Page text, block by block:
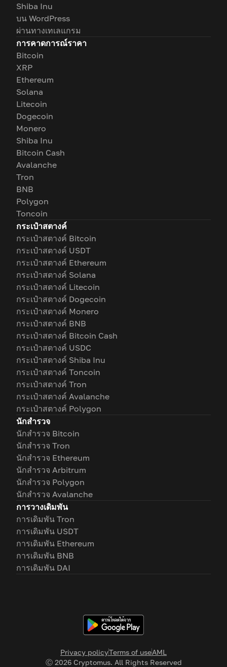
Privacy policyTerms of useAML
Ⓒ 2026Cryptomus. All Rights Reserved
Shiba Inu
บน WordPress
ผ่านทางเทเลแกรม
การคาดการณ์ราคา
Bitcoin
XRP
Ethereum
Solana
Litecoin
Dogecoin
Monero
Shiba Inu
Bitcoin Cash
Avalanche
Tron
BNB
Polygon
Toncoin
กระเป๋าสตางค์
กระเป๋าสตางค์ Bitcoin
กระเป๋าสตางค์ USDT
กระเป๋าสตางค์ Ethereum
กระเป๋าสตางค์ Solana
กระเป๋าสตางค์ Litecoin
กระเป๋าสตางค์ Dogecoin
กระเป๋าสตางค์ Monero
กระเป๋าสตางค์ BNB
กระเป๋าสตางค์ Bitcoin Cash
กระเป๋าสตางค์ USDC
กระเป๋าสตางค์ Shiba Inu
กระเป๋าสตางค์ Toncoin
กระเป๋าสตางค์ Tron
กระเป๋าสตางค์ Avalanche
กระเป๋าสตางค์ Polygon
นักสำรวจ
นักสำรวจ Bitcoin
นักสำรวจ Tron
นักสำรวจ Ethereum
นักสำรวจ Arbitrum
นักสำรวจ Polygon
นักสำรวจ Avalanche
การวางเดิมพัน
การเดิมพัน Tron
การเดิมพัน USDT
การเดิมพัน Ethereum
การเดิมพัน BNB
การเดิมพัน DAI